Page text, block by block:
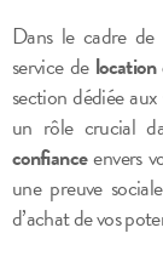
Dans le cadre
service de
section dédiée aux
un rôle crucial
confianceenvers
une preuve
d’achat de vos